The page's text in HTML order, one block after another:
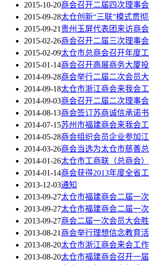
2015-10-20商会召开二届四次理事
2015-09-28太仓创新“三联”模式贯
2015-09-21贵州玉屏代表团来访商会
2015-02-26商会召开二届三次理事
2015-02-09太仓市总商会召开年度
2015-01-14商会召开高展商务大厦
2014-09-28商会举行二届二次会员
2014-09-18太仓市浙江商会来我会
2014-09-03商会召开二届二次理事会
2014-08-13商会签订苏商诚信承诺书
2014-07-15苏州市福建商会来我会
2014-05-28商会组织会员企业参加
2014-03-26商会当选为太仓市慈善
2014-01-26太仓市工商联（总商会
2014-01-14商会获得2013年度全省
2013-12-03通知
2013-09-27太仓市福建商会二届一
2013-09-27太仓市福建商会二届一
2013-09-27商会二届一次会员大会
2013-08-21商会举行理想信念教育
2013-08-20太仓市浙江商会来会工
2013-08-20太仓市福建商会召开一